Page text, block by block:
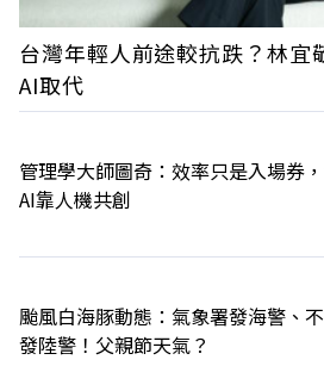
台灣年輕人前途較抗跌？林宜
AI取代
管理學大師圖奇：效率只是入場券
AI靠人機共創
颱風白海豚動態：氣象署發海警、
發陸警！父親節天氣？